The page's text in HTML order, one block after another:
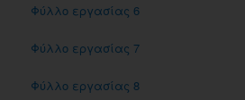
Φύλλο εργασίας 6
Φύλλο εργασίας 7
Φύλλο εργασίας 8